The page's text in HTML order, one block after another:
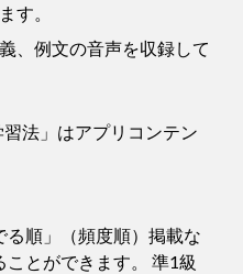
す。
、例文の音声を収録して
法」はアプリコンテン
順」（頻度順）掲載な
とができます。 準1級